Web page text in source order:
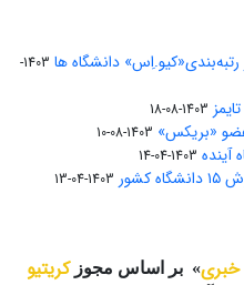
دانشگاه ها
1403-
1403-08-18
عضو «بریکس» 1403-08-10
1403-04-14
1403-04-13
خبری» بر اساس مجوزکریتیو